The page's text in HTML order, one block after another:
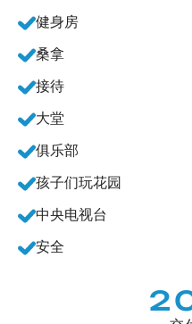
健身房
桑拿
接待
大堂
俱乐部
孩子们玩花园
中央电视台
安全